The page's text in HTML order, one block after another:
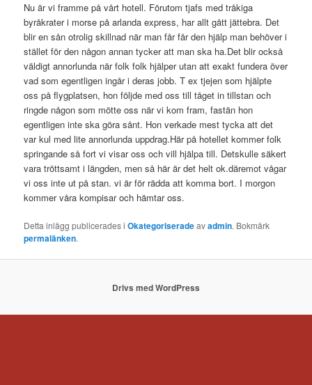
Nu är vi framme på vårt hotell. Förutom tjafs med tråkiga
byråkrater i morse på arlanda express, har allt gått jättebra. Det
blir en sån otrolig skillnad när man får får den hjälp man behöver i
stället för den någon annan tycker att man ska ha.Det blir också
väldigt annorlunda när folk folk hjälper utan att exakt fundera över
vad som egentligen ingår i deras jobb. T ex tjejen som hjälpte
oss på flygplatsen, hon följde med oss till tåget in tillstan och
ringde någon som mötte oss när vi kom fram, fastän hon
egentligen inte ska göra sånt. Hon verkade mest tycka att det
var kul med lite annorlunda uppdrag.Här på hotellet kommer folk
springande så fort vi visar oss och vill hjälpa till. Detskulle säkert
vara tröttsamt i längden, men så här är det helt ok.däremot vågar
vi oss inte ut på stan. vi är för rädda att komma bort. I morgon
kommer våra kompisar och hämtar oss.
Detta inlägg publicerades iOkategoriseradeavadmin. Bokmärk
permalänken.
Drivs med WordPress